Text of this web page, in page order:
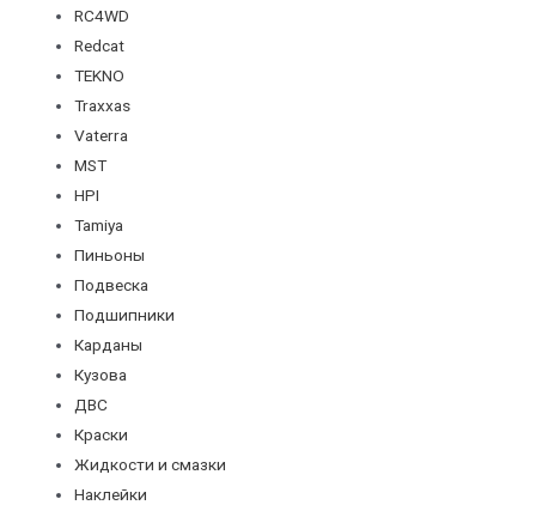
RC4WD
Redcat
TEKNO
Traxxas
Vaterra
MST
HPI
Tamiya
Пиньоны
Подвеска
Подшипники
Карданы
Кузова
ДВС
Краски
Жидкости и смазки
Наклейки